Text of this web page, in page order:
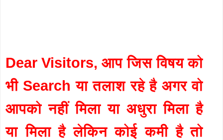
Dear Visitors, आप जिस विषय को
भी Search या तलाश रहे है अगर वो
आपको नहीं मिला या अधुरा मिला है
या मिला है लेकिन कोई कमी है तो